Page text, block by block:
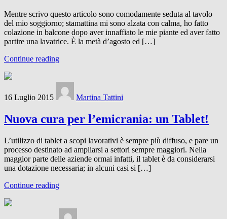
Mentre scrivo questo articolo sono comodamente seduta al tavolo
del mio soggiorno; stamattina mi sono alzata con calma, ho fatto
colazione in balcone dopo aver innaffiato le mie piante ed aver fatto
partire una lavatrice. È la metà d’agosto ed […]
Continue reading
16 Luglio 2015 Martina Tattini
Nuova cura per l’emicrania: un Tablet!
L’utilizzo di tablet a scopi lavorativi è sempre più diffuso, e pare un
processo destinato ad ampliarsi a settori sempre maggiori. Nella
maggior parte delle aziende ormai infatti, il tablet è da considerarsi
una dotazione necessaria; in alcuni casi si […]
Continue reading